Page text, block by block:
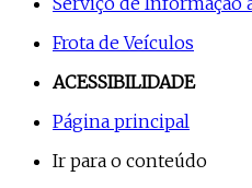
Frota de Veículos
ACESSIBILIDADE
Página principal
Ir para o conteúdo